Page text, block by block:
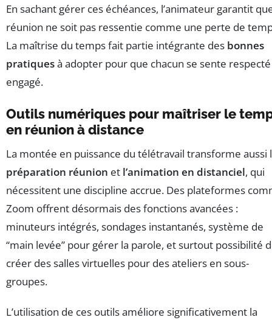
En sachant gérer ces échéances, l’animateur garantit
réunion ne soit pas ressentie comme une perte de
La maîtrise du temps fait partie intégrante des bonnes
pratiquesà adopter pour que chacun se sente
engagé.
Outils numériques pour maîtriser le
en réunion à distance
La montée en puissance du télétravail transforme aussi
préparation réunion et l’animation en distanciel, qui
nécessitent une discipline accrue. Des plateformes
Zoom offrent désormais des fonctions avancées :
minuteurs intégrés, sondages instantanés, système de
“main levée” pour gérer la parole, et surtout possibilité
créer des salles virtuelles pour des ateliers en sous-
groupes.
L’utilisation de ces outils améliore significativement la